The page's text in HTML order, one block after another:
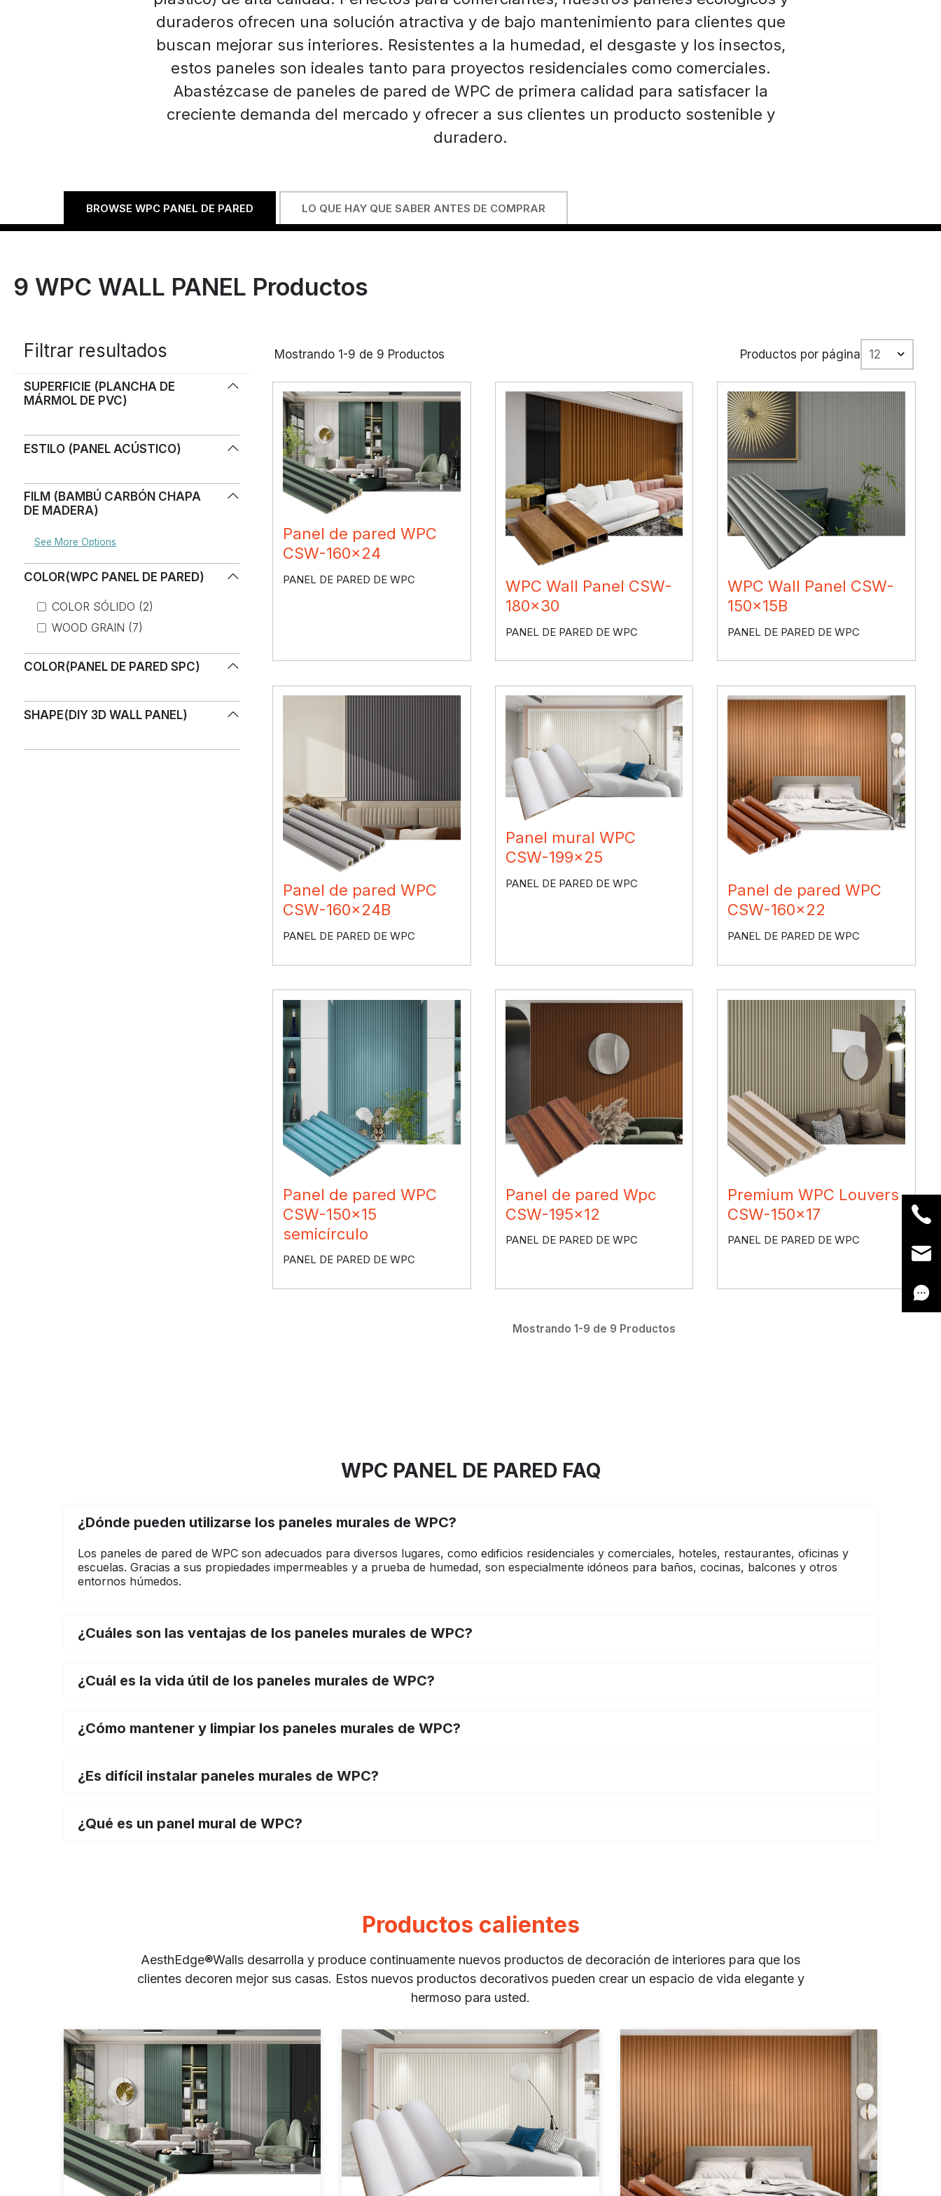
duraderos ofrecen una solución atractiva y de bajo mantenimiento para clientes que
buscan mejorar sus interiores. Resistentes a la humedad, el desgaste y los insectos,
estos paneles son ideales tanto para proyectos residenciales como comerciales.
Abastézcase de paneles de pared de WPC de primera calidad para satisfacer la
creciente demanda del mercado y ofrecer a sus clientes un producto sostenible y
duradero.
BROWSE WPC PANEL DE PARED LO QUE HAY QUE SABER ANTES DE COMPRAR
9 WPC WALL PANEL Productos
Filtrar resultados
SUPERFICIE (PLANCHA DE
MÁRMOL DE PVC)
ESTILO (PANEL ACÚSTICO)
FILM (BAMBÚ CARBÓN CHAPA
DE MADERA)
COLOR(WPC PANEL DE PARED)
COLOR SÓLIDO (2)
WOOD GRAIN (7)
COLOR(PANEL DE PARED SPC)
SHAPE(DIY 3D WALL PANEL)
Mostrando 1-9 de 9 Productos Productos por página
Panel de pared WPC
CSW-160×24
PANEL DE PARED DE WPC
WPC Wall Panel CSW-
180×30
PANEL DE PARED DE WPC
WPC Wall Panel CSW-
150x15B
PANEL DE PARED DE WPC
Panel de pared WPC
CSW-160x24B
PANEL DE PARED DE WPC
Panel mural WPC
CSW-199×25
PANEL DE PARED DE WPC
Panel de pared WPC
CSW-160×22
PANEL DE PARED DE WPC
Panel de pared WPC
CSW-150×15
semicírculo
PANEL DE PARED DE WPC
Panel de pared Wpc
CSW-195×12
PANEL DE PARED DE WPC
Premium WPC Louvers
CSW-150×17
PANEL DE PARED DE WPC
Mostrando 1-9 de 9 Productos
WPC PANEL DE PARED FAQ
¿Dónde pueden utilizarse los paneles murales de WPC?
Los paneles de pared de WPC son adecuados para diversos lugares, como edificios residenciales y comerciales, hoteles, restaurantes, oficinas y
escuelas. Gracias a sus propiedades impermeables y a prueba de humedad, son especialmente idóneos para baños, cocinas, balcones y otros
entornos húmedos.
¿Cuáles son las ventajas de los paneles murales de WPC?
¿Cuál es la vida útil de los paneles murales de WPC?
¿Cómo mantener y limpiar los paneles murales de WPC?
¿Es difícil instalar paneles murales de WPC?
¿Qué es un panel mural de WPC?
Productos calientes
AesthEdge®Walls desarrolla y produce continuamente nuevos productos de decoración de interiores para que los
clientes decoren mejor sus casas. Estos nuevos productos decorativos pueden crear un espacio de vida elegante y
hermoso para usted.